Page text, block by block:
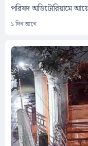
পরিষদ অডিটোরিয়ামে
১ দিন আগে